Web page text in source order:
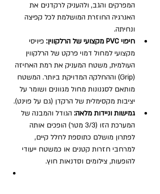
המפרקים והגב, ולהעניק לרקדנים את
האנרגיה החוזרת המושלמת לכל קפיצה
ונחיתה.
חיפוי PVC מקצועי של הרלקווין:
פיויסי
מקצועי למחול דמוי פרקט של הרלקווין
העולמית, משטח המעניק את רמת האחיזה
(Grip) וההחלקה המדויקת ביותר. המשטח
מותאם לסגנונות מחול מגוונים ושומר על
יציבות מקסימלית של הרקדן (גם על פוינט).
גמישות וניידות מלאה: הגודל והמבנה של
המערכת הזו (3/3 מטר) הופכים אותה
לפתרון מושלם כתוספת לחלל קיים,
למרחבי חזרות קטנים או כמשטח ייעודי
להופעות, צילומים וסדנאות חוץ.